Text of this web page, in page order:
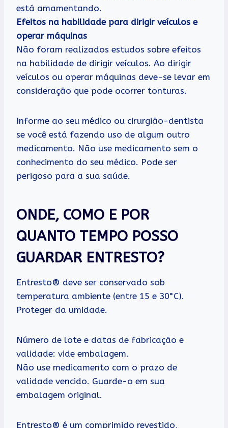
está amamentando.
Efeitos na habilidade para dirigir veículos e
operar máquinas
Não foram realizados estudos sobre efeitos
na habilidade de dirigir veículos. Ao dirigir
veículos ou operar máquinas deve-se levar em
consideração que pode ocorrer tonturas.
Informe ao seu médico ou cirurgião-dentista
se você está fazendo uso de algum outro
medicamento. Não use medicamento sem o
conhecimento do seu médico. Pode ser
perigoso para a sua saúde.
ONDE, COMO E POR
QUANTO TEMPO POSSO
GUARDAR ENTRESTO?
Entresto® deve ser conservado sob
temperatura ambiente (entre 15 e 30°C).
Proteger da umidade.
Número de lote e datas de fabricação e
validade: vide embalagem.
Não use medicamento com o prazo de
validade vencido. Guarde-o em sua
embalagem original.
Entresto® é um comprimido revestido,